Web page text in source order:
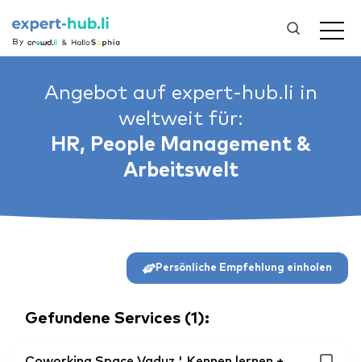
By
Angebot auf expert-hub.li in
weltweit für:
HR, People Management &
Arbeitswelt
Persönliche Empfehlung einholen
Gefundene Services (1 ):